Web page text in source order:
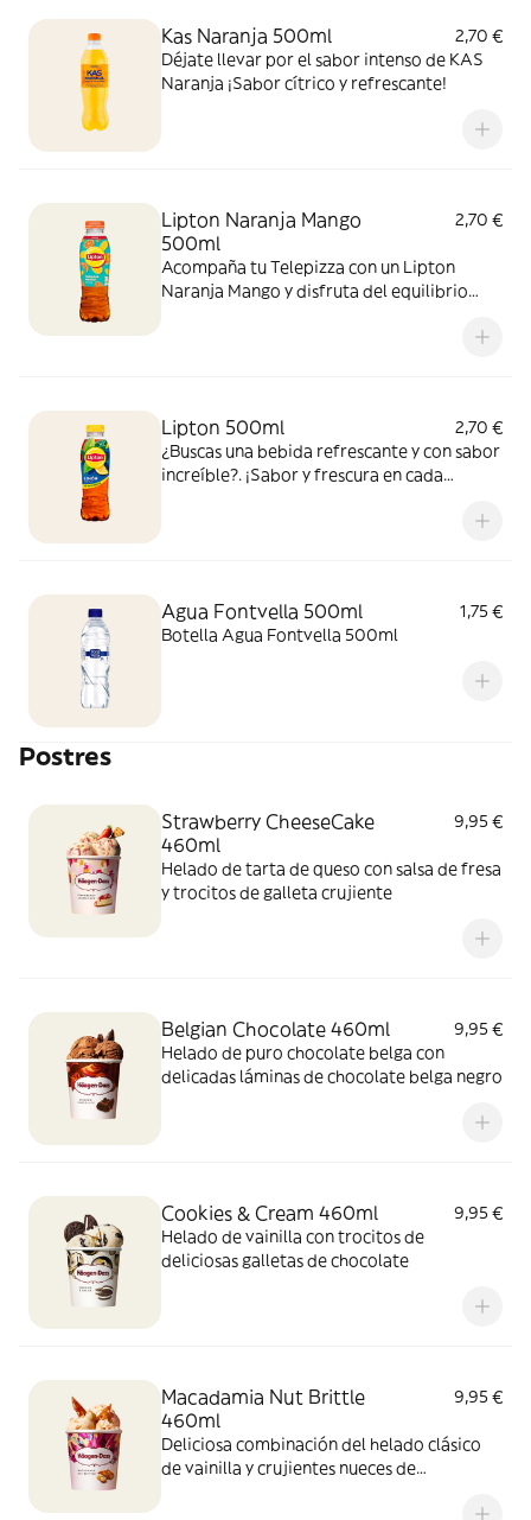
Kas Naranja 500ml
2,70 €
Déjate llevar por el sabor intenso de KAS
Naranja ¡Sabor cítrico y refrescante!
Lipton Naranja Mango
500ml
2,70 €
Acompaña tu Telepizza con un Lipton
Naranja Mango y disfruta del equilibrio
Lipton 500ml
2,70 €
¿Buscas una bebida refrescante y con sabor
increíble?. ¡Sabor y frescura en cada
Agua Fontvella 500ml
1,75 €
Botella Agua Fontvella 500ml
Postres
Strawberry CheeseCake
460ml
9,95 €
Helado de tarta de queso con salsa de fresa
y trocitos de galleta crujiente
Belgian Chocolate 460ml
9,95 €
Helado de puro chocolate belga con
delicadas láminas de chocolate belga negro
Cookies & Cream 460ml
9,95 €
Helado de vainilla con trocitos de
deliciosas galletas de chocolate
Macadamia Nut Brittle
460ml
9,95 €
Deliciosa combinación del helado clásico
de vainilla y crujientes nueces de